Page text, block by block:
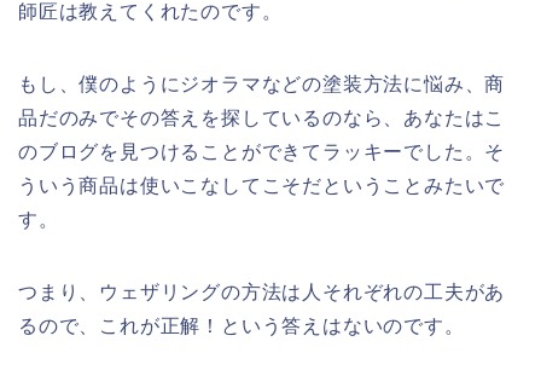
師匠は教えてくれたのです。
もし、僕のようにジオラマなどの塗装方法に悩み、商
品だのみでその答えを探しているのなら、あなたはこ
のブログを見つけることができてラッキーでした。そ
ういう商品は使いこなしてこそだということみたいで
す。
つまり、ウェザリングの方法は人それぞれの工夫があ
るので、これが正解！という答えはないのです。